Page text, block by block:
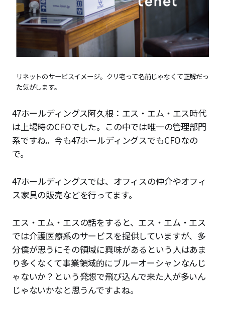
リネットのサービスイメージ。クリ宅って名前じゃなくて正解だっ
た気がします。
47ホールディングス阿久根：エス・エム・エス時代
は上場時のCFOでした。この中では唯一の管理部門
系ですね。今も47ホールディングスでもCFOなの
で。
47ホールディングスでは、オフィスの仲介やオフィ
ス家具の販売などを行ってます。
エス・エム・エスの話をすると、エス・エム・エス
では介護医療系のサービスを提供していますが、多
分僕が思うにその領域に興味があるという人はあま
り多くなくて事業領域的にブルーオーシャンなんじ
ゃないか？という発想で飛び込んで来た人が多いん
じゃないかなと思うんですよね。